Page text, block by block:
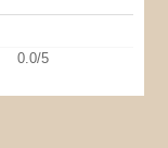
0.0/5